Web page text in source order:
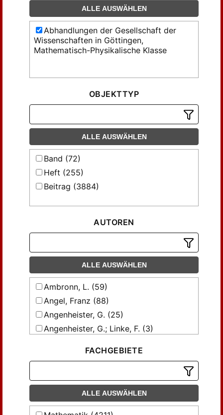
ALLE AUSWÄHLEN
Abhandlungen der Gesellschaft der
Wissenschaften in Göttingen,
Mathematisch-Physikalische Klasse
OBJEKTTYP
ALLE AUSWÄHLEN
Band (72)
Heft (255)
Beitrag (3884)
AUTOREN
ALLE AUSWÄHLEN
Ambronn, L. (59)
Angel, Franz (88)
Angenheister, G. (25)
Angenheister, G.; Linke, F. (3)
Ashauer, Hans (34)
Bothe, W. (6)
Brendel, Martin (13)
Brinkmann, Roland (4)
FACHGEBIETE
ALLE AUSWÄHLEN